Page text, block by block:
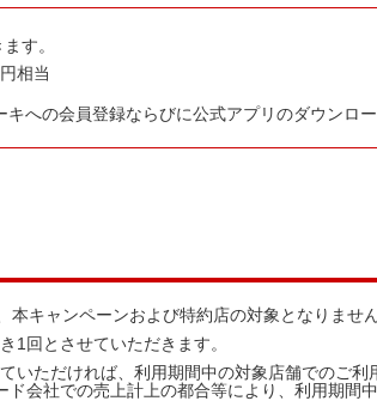
す。
相当
への会員登録ならびに公式アプリのダウンロー
キャンペーンおよび特約店の対象となりません
1回とさせていただきます。
いただければ、利用期間中の対象店舗でのご
ド会社での売上計上の都合等により、利用期間